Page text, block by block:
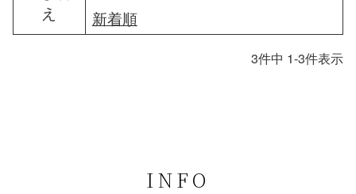
え
新着順
3件中 1-3件表示
INFO